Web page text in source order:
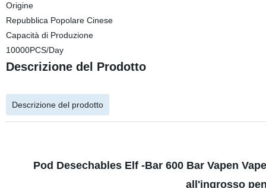
Origine
Repubblica Popolare Cinese
Capacità di Produzione
10000PCS/Day
Descrizione del Prodotto
Descrizione del prodotto
Pod Desechables Elf -Bar 600 Bar Vapen
all'ingrosso